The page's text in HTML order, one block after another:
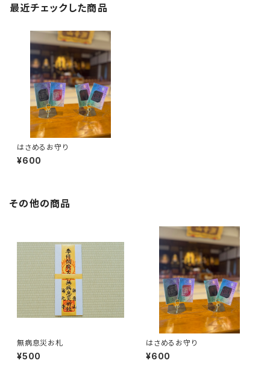
最近チェックした商品
はさめるお守り
¥600
その他の商品
無病息災お札
¥500
はさめるお守り
¥600